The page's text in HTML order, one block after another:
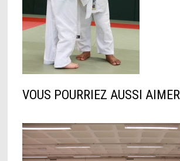
VOUS POURRIEZ AUSSI AIMER